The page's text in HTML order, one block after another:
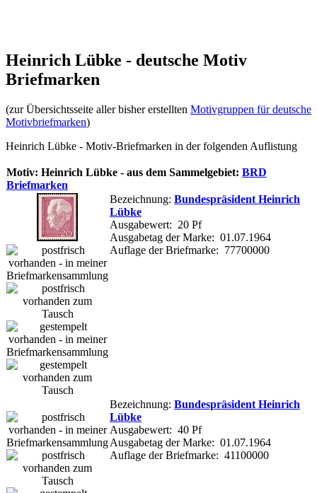
Heinrich Lübke - deutsche Motiv
Briefmarken
(zur Übersichtsseite aller bisher erstellten Motivgruppen für deutsche
Motivbriefmarken)
Heinrich Lübke - Motiv-Briefmarken in der folgenden Auflistung
Motiv: Heinrich Lübke - aus dem Sammelgebiet: BRD
Briefmarken
Bezeichnung: Bundespräsident Heinrich
Lübke
Ausgabewert: 20 Pf
Ausgabetag der Marke: 01.07.1964
Auflage der Briefmarke: 77700000
Bezeichnung: Bundespräsident Heinrich
Lübke
Ausgabewert: 40 Pf
Ausgabetag der Marke: 01.07.1964
Auflage der Briefmarke: 41100000